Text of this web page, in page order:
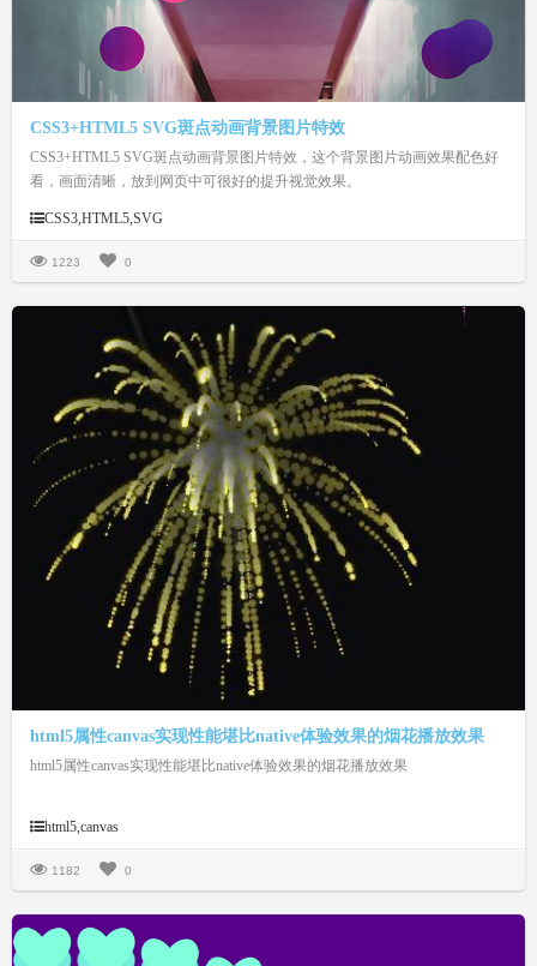
CSS3+HTML5 SVG斑点动画背景图片特效
CSS3+HTML5 SVG斑点动画背景图片特效，这个背景图片动画效果配色好
看，画面清晰，放到网页中可很好的提升视觉效果。
CSS3,HTML5,SVG
1223 0
html5属性canvas实现性能堪比native体验效果的烟花播放效果
html5属性canvas实现性能堪比native体验效果的烟花播放效果
html5,canvas
1182 0